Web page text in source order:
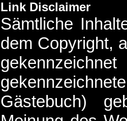
Link Disclaimer
Sämtliche
dem Copyright,
Gästebuch)